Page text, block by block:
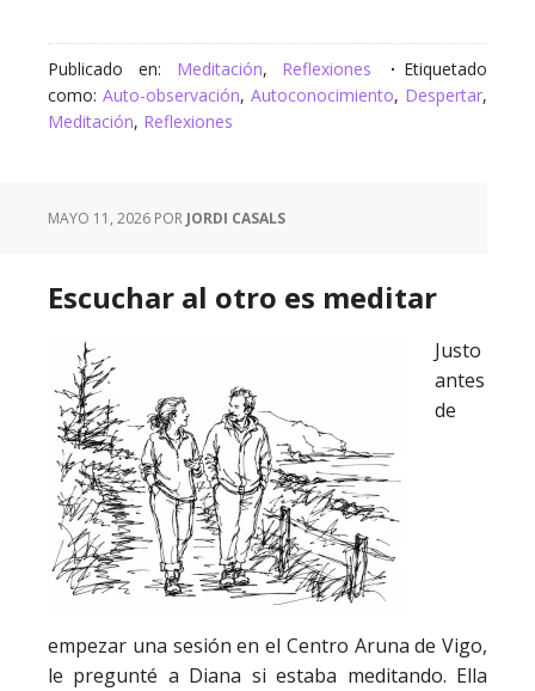
Publicado en: Meditación, Reflexiones
Etiquetado
como: Auto-observación, Autoconocimiento, Despertar,
Meditación, Reflexiones
MAYO 11, 2026 POR JORDI CASALS
Escuchar al otro es meditar
Justo
antes
de
empezar una sesión en el Centro Aruna de Vigo,
le pregunté a Diana si estaba meditando. Ella